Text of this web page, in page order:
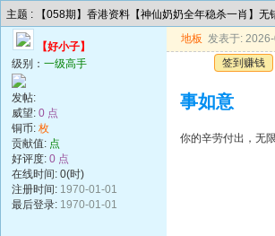
主题 : 【058期】香港资料【神仙奶奶全年稳杀一肖】无
【好小子】
级别： 一级高手
发帖:
威望: 0 点
铜币: 枚
贡献值: 点
好评度: 0 点
在线时间: 0(时)
注册时间: 1970-01-01
最后登录: 1970-01-01
地板 发表于:
签到赚钱
事如意
你的辛劳付出，无